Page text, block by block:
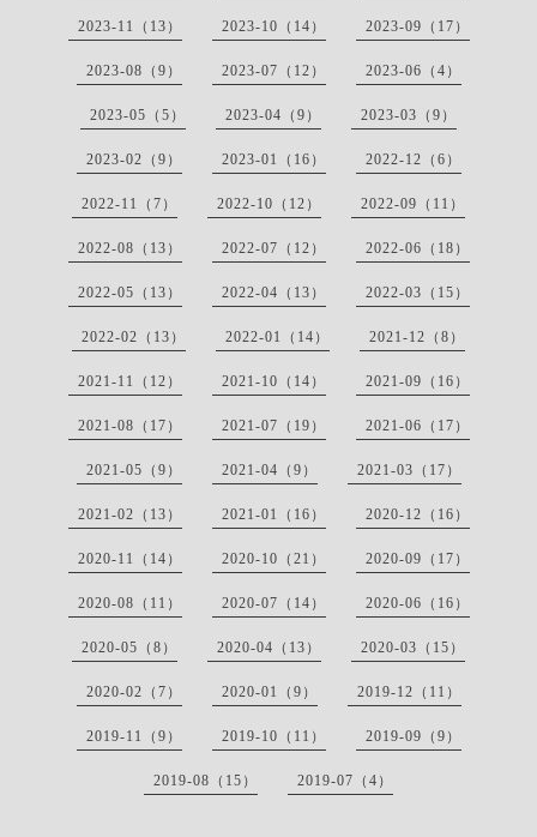
2023-11（13） 2023-10（14） 2023-09（17）
2023-08（9） 2023-07（12） 2023-06（4）
2023-05（5） 2023-04（9） 2023-03（9）
2023-02（9） 2023-01（16） 2022-12（6）
2022-11（7） 2022-10（12） 2022-09（11）
2022-08（13） 2022-07（12） 2022-06（18）
2022-05（13） 2022-04（13） 2022-03（15）
2022-02（13） 2022-01（14） 2021-12（8）
2021-11（12） 2021-10（14） 2021-09（16）
2021-08（17） 2021-07（19） 2021-06（17）
2021-05（9） 2021-04（9） 2021-03（17）
2021-02（13） 2021-01（16） 2020-12（16）
2020-11（14） 2020-10（21） 2020-09（17）
2020-08（11） 2020-07（14） 2020-06（16）
2020-05（8） 2020-04（13） 2020-03（15）
2020-02（7） 2020-01（9） 2019-12（11）
2019-11（9） 2019-10（11） 2019-09（9）
2019-08（15） 2019-07（4）